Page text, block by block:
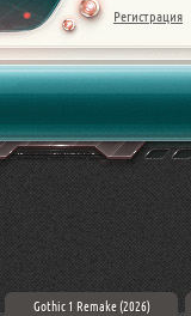
Регистрация
Gothic 1 Remake (2026)